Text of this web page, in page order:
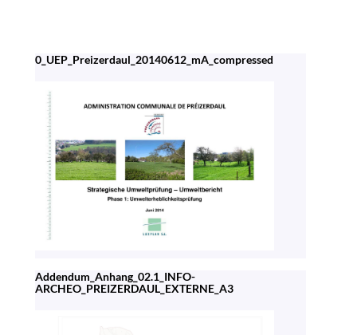
0_UEP_Preizerdaul_20140612_mA_compressed
Addendum_Anhang_02.1_INFO-
ARCHEO_PREIZERDAUL_EXTERNE_A3